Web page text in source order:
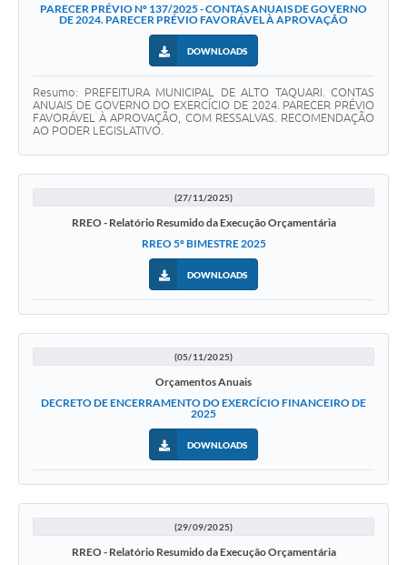
PARECER PRÉVIO Nº 137/2025 - CONTAS ANUAIS DE GOVERNO
DE 2024. PARECER PRÉVIO FAVORÁVEL À APROVAÇÃO
DOWNLOADS
Resumo: PREFEITURA MUNICIPAL DE ALTO TAQUARI. CONTAS
ANUAIS DE GOVERNO DO EXERCÍCIO DE 2024. PARECER PRÉVIO
FAVORÁVEL À APROVAÇÃO, COM RESSALVAS. RECOMENDAÇÃO
AO PODER LEGISLATIVO.
(27/11/2025)
RREO - Relatório Resumido da Execução Orçamentária
RREO 5º BIMESTRE 2025
DOWNLOADS
(05/11/2025)
Orçamentos Anuais
DECRETO DE ENCERRAMENTO DO EXERCÍCIO FINANCEIRO DE
2025
DOWNLOADS
(29/09/2025)
RREO - Relatório Resumido da Execução Orçamentária